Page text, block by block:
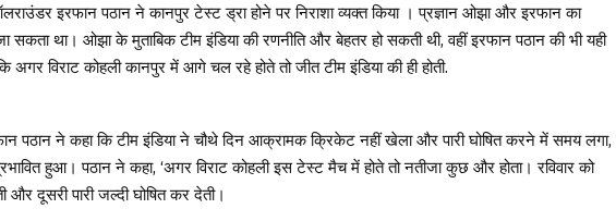
इरफान पठान ने कानपुर टेस्ट ड्रा होने पर निराशा व्यक्त किया । प्रज्ञान ओझा और इरफान का
सकता था। ओझा के मुताबिक टीम इंडिया की रणनीति और बेहतर हो सकती थी, वहीं इरफान पठान की भी यही
अगर विराट कोहली कानपुर में आगे चल रहे होते तो जीत टीम इंडिया की ही होती.
पठान ने कहा कि टीम इंडिया ने चौथे दिन आक्रामक क्रिकेट नहीं खेला और पारी घोषित करने में समय लगा,
हुआ। पठान ने कहा, ‘अगर विराट कोहली इस टेस्ट मैच में होते तो नतीजा कुछ और होता। रविवार को
दूसरी पारी जल्दी घोषित कर देती।